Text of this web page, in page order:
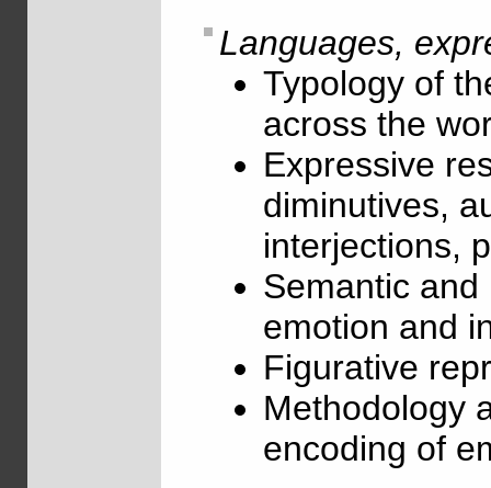
Languages,
Typology of
across the
Expressive
diminutives,
interjections,
Semantic
emotion and
Figurative
Methodology
encoding of